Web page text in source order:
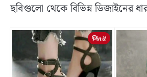
ছবিগুলো থেকে বিভিন্ন ডিজাইনের